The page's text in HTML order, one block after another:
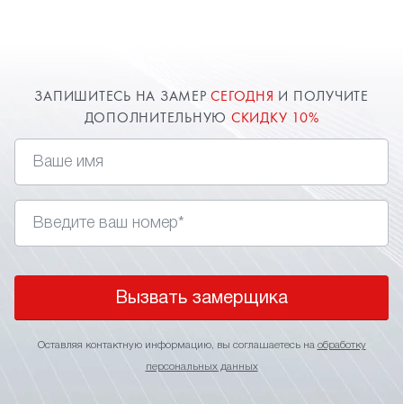
ЗАПИШИТЕСЬ НА ЗАМЕРСЕГОДНЯ И ПОЛУЧИТЕ
ДОПОЛНИТЕЛЬНУЮ СКИДКУ 10%
Вызвать замерщика
Оставляя контактную информацию, вы соглашаетесь на обработку
персональных данных